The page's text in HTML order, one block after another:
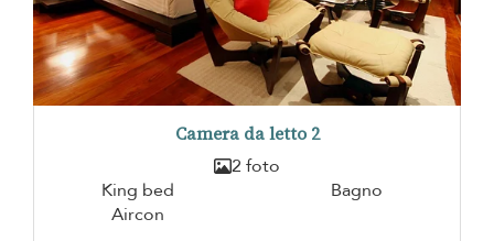
Camera da letto 2
2 foto
King bed
Bagno
Aircon